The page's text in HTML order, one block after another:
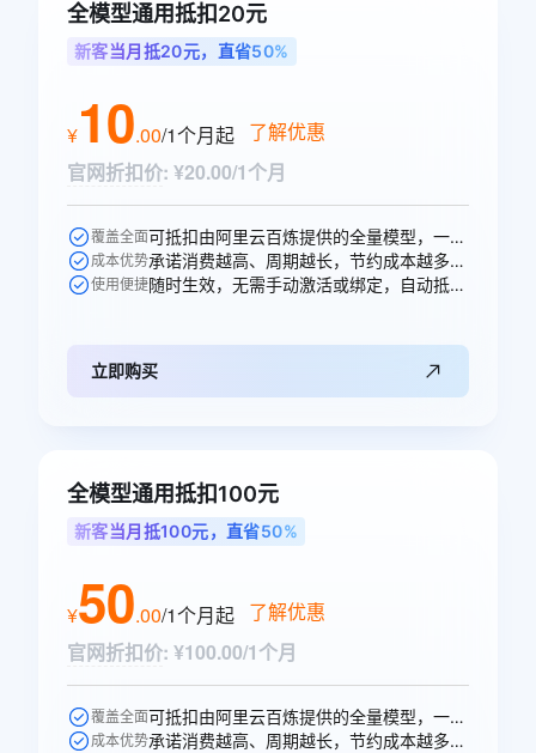
全模型通用抵扣20元
新客当月抵20元，直省50%
¥10.00/1个月起 了解优惠
官网折扣价: ¥20.00/1个月
覆盖全面 可抵扣由阿里云百炼提供的全量模型，一次购买即可跨模型通享。
成本优势 承诺消费越高、周期越长，节约成本越多，直省10元。
使用便捷 随时生效，无需手动激活或绑定，自动抵扣。
立即购买
全模型通用抵扣100元
新客当月抵100元，直省50%
¥50.00/1个月起 了解优惠
官网折扣价: ¥100.00/1个月
覆盖全面 可抵扣由阿里云百炼提供的全量模型，一次购买即可跨模型通享。
成本优势 承诺消费越高、周期越长，节约成本越多，直省50元。